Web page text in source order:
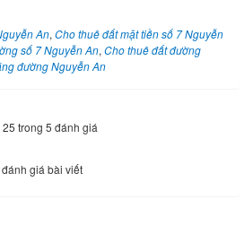
An, Cho thuê đất mặt tiền số 7 Nguyễn
số 7 Nguyễn An, Cho thuê đất đường
đường Nguyễn An
trong 5 đánh giá
giá bài viết